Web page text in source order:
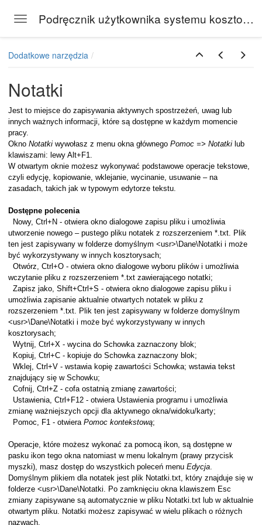
Toggle navigation Podręcznik użytkownika systemu kosztorysowego Rodos
Danych
Danych (*.fwd)
Dodatkowe narzędzia
Notatki
Jest to miejsce do zapisywania aktywnych spostrzeżeń, uwag lub
innych ważnych informacji, które są dostępne w każdym momencie
pracy.
Okno Notatki wywołasz z menu okna głównego Pomoc => Notatki lub
klawiszami: lewy Alt+F1.
W otwartym oknie możesz wykonywać podstawowe operacje tekstowe,
czyli edycję, kopiowanie, wklejanie, wycinanie, usuwanie – na
zasadach, takich jak w typowym edytorze tekstu.
Dostępne polecenia
Nowy, Ctrl+N - otwiera okno dialogowe zapisu pliku i umożliwia
utworzenie nowego – pustego pliku notatek z rozszerzeniem *.txt. Plik
ten jest zapisywany w folderze domyślnym <usr>\Dane\Notatki i może
być wykorzystywany w innych kosztorysach;
Otwórz, Ctrl+O - otwiera okno dialogowe wyboru plików i umożliwia
wczytanie pliku z rozszerzeniem *.txt zawierającego notatki;
Zapisz jako, Shift+Ctrl+S - otwiera okno dialogowe zapisu pliku i
umożliwia zapisanie aktualnie otwartych notatek w pliku z
rozszerzeniem *.txt. Plik ten jest zapisywany w folderze domyślnym
<usr>\Dane\Notatki i może być wykorzystywany w innych
kosztorysach;
Wytnij, Ctrl+X - wycina do Schowka zaznaczony blok;
Kopiuj, Ctrl+C - kopiuje do Schowka zaznaczony blok;
Wklej, Ctrl+V - wstawia kopię zawartości Schowka; wstawia tekst
znajdujący się w Schowku;
Cofnij, Ctrl+Z - cofa ostatnią zmianę zawartości;
Ustawienia, Ctrl+F12 - otwiera Ustawienia programu i umożliwia
zmianę ważniejszych opcji dla aktywnego okna/widoku/karty;
Pomoc, F1 - otwiera Pomoc kontekstową;
Operacje, które możesz wykonać za pomocą ikon, są dostępne w
pasku ikon tego okna natomiast w menu lokalnym (prawy przycisk
myszki), masz dostęp do wszystkich poleceń menu Edycja.
Domyślnym plikiem dla notatek jest plik Notatki.txt, który znajduje się w
folderze <usr>\Dane\Notatki. Po zamknięciu okna klawiszem Esc
zmiany zapisywane są automatycznie w pliku Notatki.txt lub w aktualnie
otwartym pliku. Notatki możesz zapisywać w wielu plikach o różnych
nazwach.